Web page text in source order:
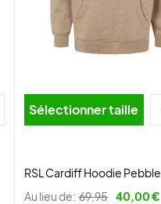
Sélectionner taille
RSL Cardiff Hoodie Pebble
Au lieu de: 69,95 40,00 €